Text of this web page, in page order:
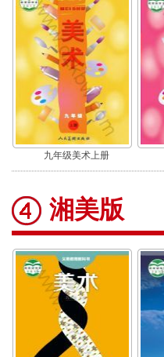
九年级美术上册
湘美版